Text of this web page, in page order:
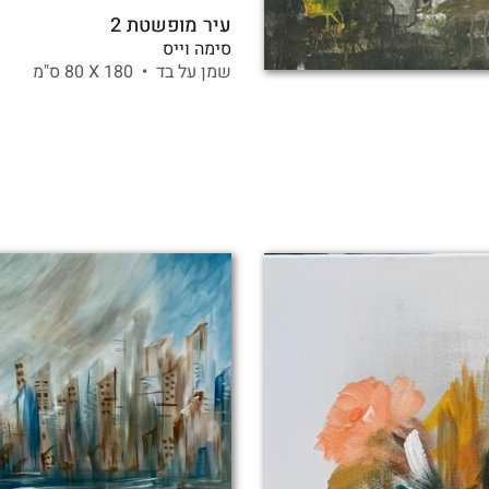
עיר מופשטת 2
סימה וייס
שמן על בד • 180 X 80 ס"מ